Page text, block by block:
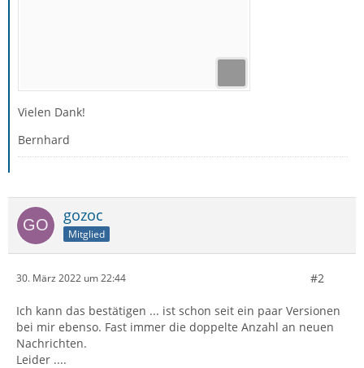
Vielen Dank!
Bernhard
gozoc
Mitglied
30. März 2022 um 22:44 #2
Ich kann das bestätigen ... ist schon seit ein paar Versionen
bei mir ebenso. Fast immer die doppelte Anzahl an neuen
Nachrichten.
Leider ....